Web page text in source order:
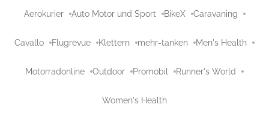
Aerokurier Auto Motor und Sport BikeX Caravaning
Cavallo Flugrevue Klettern mehr-tanken Men's Health
Motorradonline Outdoor Promobil Runner's World
Women's Health